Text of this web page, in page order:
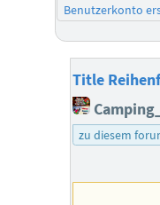
Benutzerkonto
Title
zu diesem